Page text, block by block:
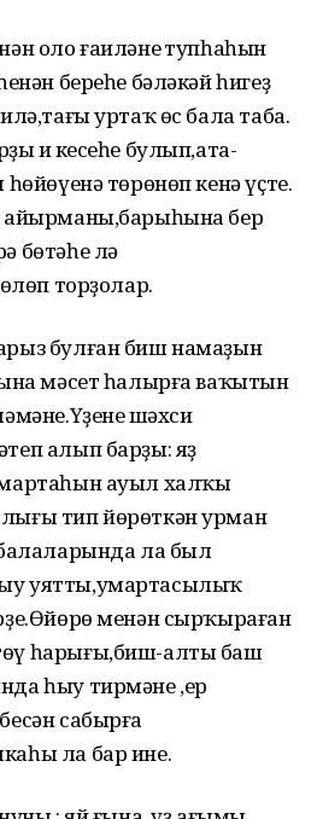
оло ғаиләнең тупһаһын
береһе бәләкәй һигеҙ
уртаҡ өс бала таба.
иң кесеһе булып,ата-
төрөнөп кенә үҫте.
айырманы,барыһына бер
бөтәһе лә
торҙолар.
булған биш намаҙын
мәсет һалырға ваҡытын
шәхси
алып барҙы: яҙ
ауыл халҡы
тип йөрөткән урман
ла был
уятты,умартасылыҡ
менән сырҡыраған
һарығы,биш-алты баш
һыу тирмәне ,ер
сабырға
ла бар ине.